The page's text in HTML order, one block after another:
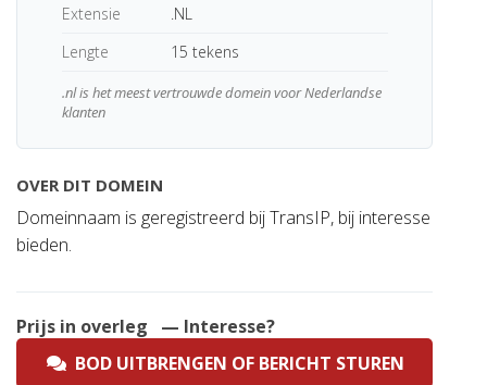
Extensie
.NL
Lengte
15 tekens
.nl is het meest vertrouwde domein voor Nederlandse
klanten
OVER DIT DOMEIN
Domeinnaam is geregistreerd bij TransIP, bij interesse
bieden.
Prijs in overleg
— Interesse?
BOD UITBRENGEN OF BERICHT STUREN